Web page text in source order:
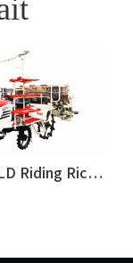
FMWORLD Riding Rice Transplanter - 8 Baris (2ZGF-8F)